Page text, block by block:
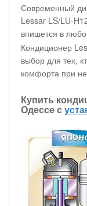
Современный
Lessar LS/LU-
впишется в
Кондиционер
выбор для тех,
комфорта при
Купить
Одессе с